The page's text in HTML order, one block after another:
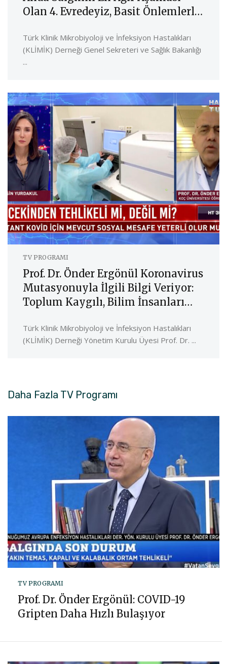
Olan 4. Evredeyiz, Basit Önlemlerle
Türk Klinik Mikrobiyoloji ve İnfeksiyon Hastalıkları
(KLİMİK) Derneği Genel Sekreteri ve Sağlık Bakanlığı
...
TV PROGRAMI
Prof. Dr. Önder Ergönül Koronavirus
Mutasyonuyla İlgili Bilgi Veriyor:
Toplum Kaygılı, Bilim İnsanları
Türk Klinik Mikrobiyoloji ve İnfeksiyon Hastalıkları
(KLİMİK) Derneği Yönetim Kurulu Üyesi Prof. Dr. ...
Daha Fazla TV Programı
TV PROGRAMI
Prof. Dr. Önder Ergönül: COVID-19
Gripten Daha Hızlı Bulaşıyor